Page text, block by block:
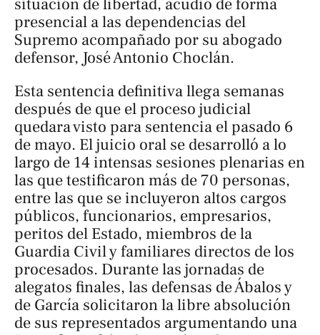
situación de libertad, acudió de forma
presencial a las dependencias del
Supremo acompañado por su abogado
defensor, José Antonio Choclán.
Esta sentencia definitiva llega semanas
después de que el proceso judicial
quedara visto para sentencia el pasado 6
de mayo. El juicio oral se desarrolló a lo
largo de 14 intensas sesiones plenarias en
las que testificaron más de 70 personas,
entre las que se incluyeron altos cargos
públicos, funcionarios, empresarios,
peritos del Estado, miembros de la
Guardia Civil y familiares directos de los
procesados. Durante las jornadas de
alegatos finales, las defensas de Ábalos y
de García solicitaron la libre absolución
de sus representados argumentando una